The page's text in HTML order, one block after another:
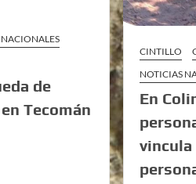
de
Tecomán
CINTILLO
NOTICIAS
En
vincula